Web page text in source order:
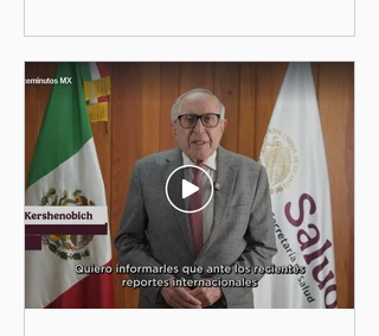
Bojalil y Elvia Graciela
"Grace" Palomares Ramírez,
al considerar que los
comentarios que emitieron
en el podcast "DesCasadas"
contra las personas adultas
mayores no pueden
justificarse como una
simple opinión o una broma.